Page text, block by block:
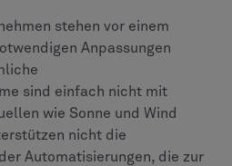
stehen vor einem
Anpassungen
sind einfach nicht mit
wie Sonne und Wind
nicht die
Automatisierungen, die zur